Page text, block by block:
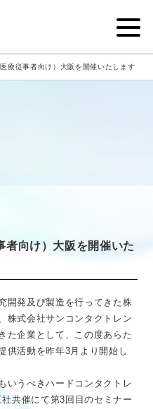
療従事者向け）大阪を開催いたします
者向け）大阪を開催いた
開発及び製造を行ってきた株
株式会社サンコンタクトレン
た企業として、この度あらた
供活動を昨年3月より開始し
いうべきハードコンタクトレ
共催にて第3回目のセミナー